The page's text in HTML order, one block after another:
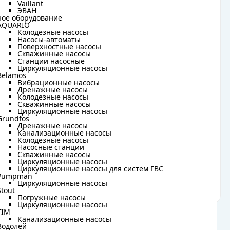
Vaillant
ЭВАН
оборудование
Колодезные насосы
Насосы-автоматы
Поверхностные насосы
Скважинные насосы
Станции насосные
Циркуляционные насосы
Вибрационные насосы
Дренажные насосы
Колодезные насосы
Скважинные насосы
Циркуляционные насосы
Дренажные насосы
Канализационные насосы
Колодезные насосы
Насосные станции
Скважинные насосы
Циркуляционные насосы
Циркуляционные насосы для систем ГВС
Циркуляционные насосы
Погружные насосы
Циркуляционные насосы
Канализационные насосы
Vaillant
ЭВАН
оборудование
Колодезные насосы
Насосы-автоматы
Поверхностные насосы
Скважинные насосы
Станции насосные
Циркуляционные насосы
Вибрационные насосы
Дренажные насосы
Колодезные насосы
Скважинные насосы
Циркуляционные насосы
Дренажные насосы
Канализационные насосы
Колодезные насосы
Насосные станции
Скважинные насосы
Циркуляционные насосы
Циркуляционные насосы для систем ГВС
Циркуляционные насосы
Погружные насосы
Циркуляционные насосы
Канализационные насосы
3
6 бар
110°С
латунь
внутренняя
наружная
отопление, теплый пол